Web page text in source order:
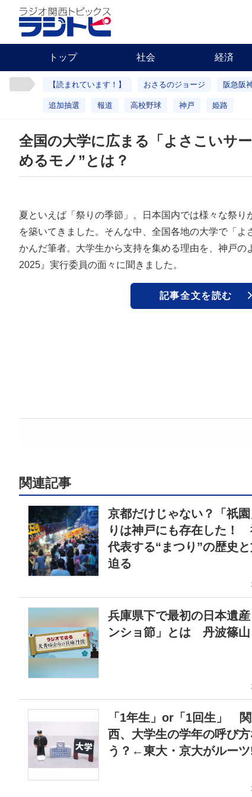
トップ 社会 経済
【読まれています！】 おさるのジョージ 阪急阪
追加抽選 報道 高校野球 神戸 姫路
全国の大学に広まる「よさこいサ
めるモノ”とは？
夏といえば「祭りの季節」。日本国内では様々な祭り
を築いてきました。そんな中、全国各地の大学で「よ
かんだ筆者。大学生から支持を集める理由を、神戸
2025』実行委員の面々に聞きました。
記事全文を読む
関連記事
京都だけじゃない？「祇
りは神戸にも存在した！
代表する“まつり”の歴史
迫る
兵庫県下で最初の日本遺
ンショ節」とは 丹波篠山
「1年生」or「1回生」
西、大学生の学年の呼び
う？←東大・京大がルー